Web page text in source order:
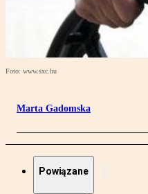
Foto: www.sxc.hu
Marta Gadomska
Powiązane